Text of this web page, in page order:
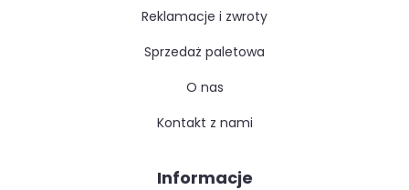
reklamacje i zwroty
sprzedaż paletowa
o nas
kontakt z nami
Informacje